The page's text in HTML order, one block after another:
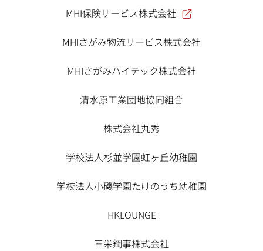
MHI保険サービス株式会社
MHIさがみ物流サービス株式会社
MHIさがみハイテック株式会社
清水原工業団地協同組合
株式会社丸秀
学校法人杉並学園虹ヶ丘幼稚園
学校法人小磯学園たけのうち幼稚園
HKLOUNGE
三栄鋼事株式会社